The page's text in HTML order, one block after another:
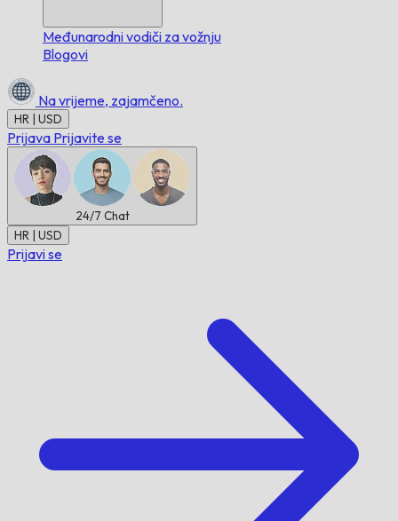
Međunarodni vodiči za vožnju
Blogovi
Na vrijeme, zajamčeno.
HR | USD
Prijava Prijavite se
24/7 Chat
HR | USD
Prijavi se